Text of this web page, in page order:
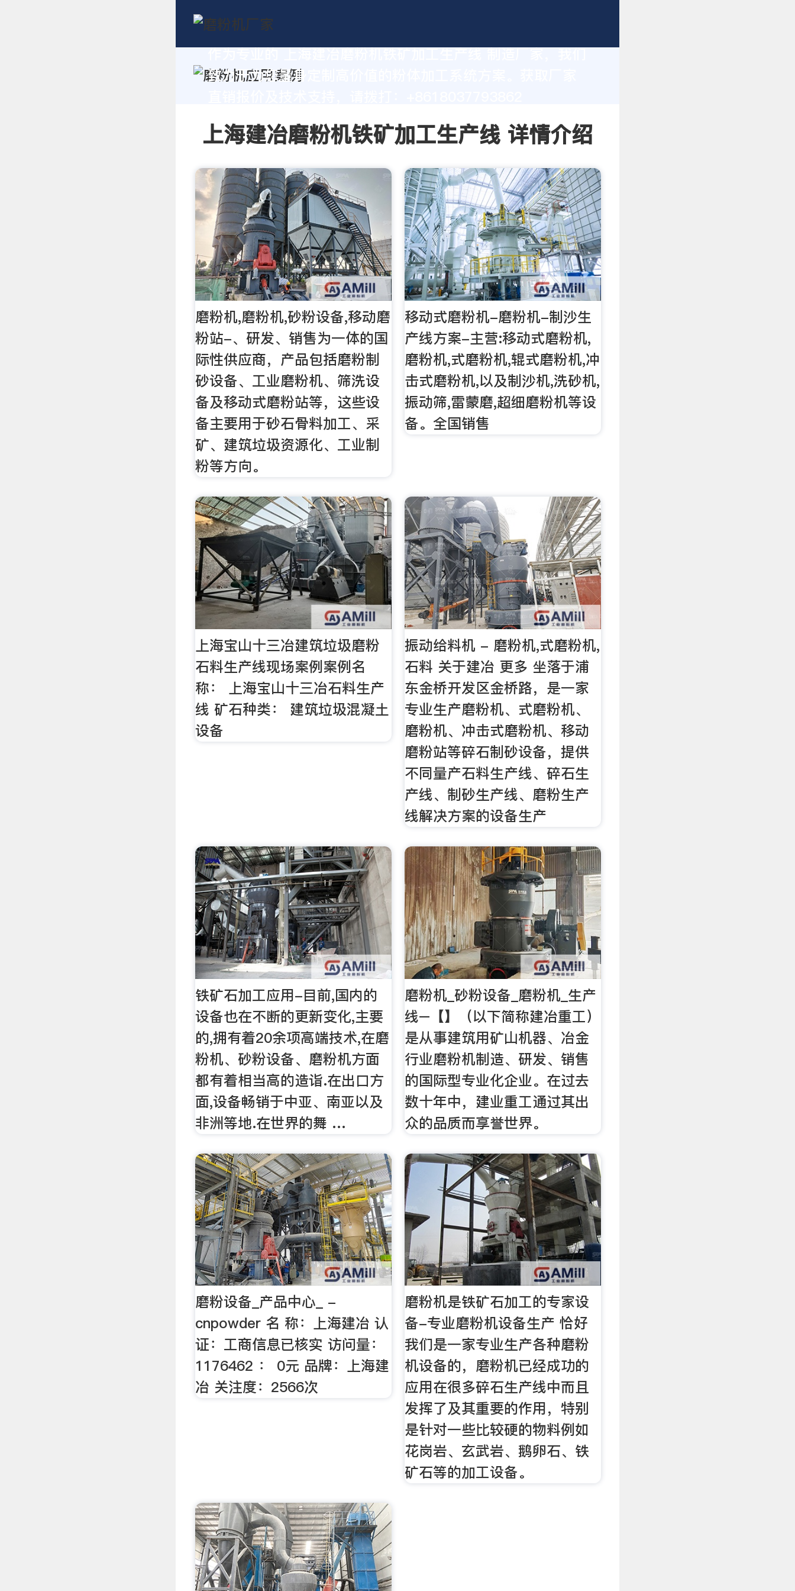
致力于为您量身定制高价值的粉体加工系统方案。获取厂家
上海建冶磨粉机铁矿加工生产线 详情介绍
磨粉机,磨粉机,砂粉设备,移动磨
粉站-、研发、销售为一体的国
际性供应商，产品包括磨粉制
砂设备、工业磨粉机、筛洗设
备及移动式磨粉站等，这些设
备主要用于砂石骨料加工、采
矿、建筑垃圾资源化、工业制
粉等方向。
移动式磨粉机-磨粉机-制沙生
产线方案-主营:移动式磨粉机,
磨粉机,式磨粉机,辊式磨粉机,冲
击式磨粉机,以及制沙机,洗砂机,
振动筛,雷蒙磨,超细磨粉机等设
备。全国销售
上海宝山十三冶建筑垃圾磨粉
石料生产线现场案例案例名
称： 上海宝山十三冶石料生产
线 矿石种类： 建筑垃圾混凝土
设备
振动给料机 - 磨粉机,式磨粉机,
石料 关于建冶 更多 坐落于浦
东金桥开发区金桥路，是一家
专业生产磨粉机、式磨粉机、
磨粉机、冲击式磨粉机、移动
磨粉站等碎石制砂设备，提供
不同量产石料生产线、碎石生
产线、制砂生产线、磨粉生产
线解决方案的设备生产
铁矿石加工应用-目前,国内的
设备也在不断的更新变化,主要
的,拥有着20余项高端技术,在磨
粉机、砂粉设备、磨粉机方面
都有着相当高的造诣.在出口方
面,设备畅销于中亚、南亚以及
非洲等地.在世界的舞 …
磨粉机_砂粉设备_磨粉机_生产
线–【】（以下简称建冶重工）
是从事建筑用矿山机器、冶金
行业磨粉机制造、研发、销售
的国际型专业化企业。在过去
数十年中，建业重工通过其出
众的品质而享誉世界。
磨粉设备_产品中心_ -
cnpowder 名 称：上海建冶 认
证：工商信息已核实 访问量：
1176462 ： 0元 品牌：上海建
冶 关注度：2566次
磨粉机是铁矿石加工的专家设
备-专业磨粉机设备生产 恰好
我们是一家专业生产各种磨粉
机设备的，磨粉机已经成功的
应用在很多碎石生产线中而且
发挥了及其重要的作用，特别
是针对一些比较硬的物料例如
花岗岩、玄武岩、鹅卵石、铁
矿石等的加工设备。